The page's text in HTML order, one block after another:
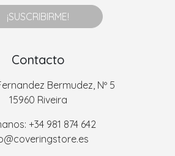
¡SUSCRIBIRME!
Contacto
Bermudez, Nº 5
15960 Riveira
+34 981 874 642